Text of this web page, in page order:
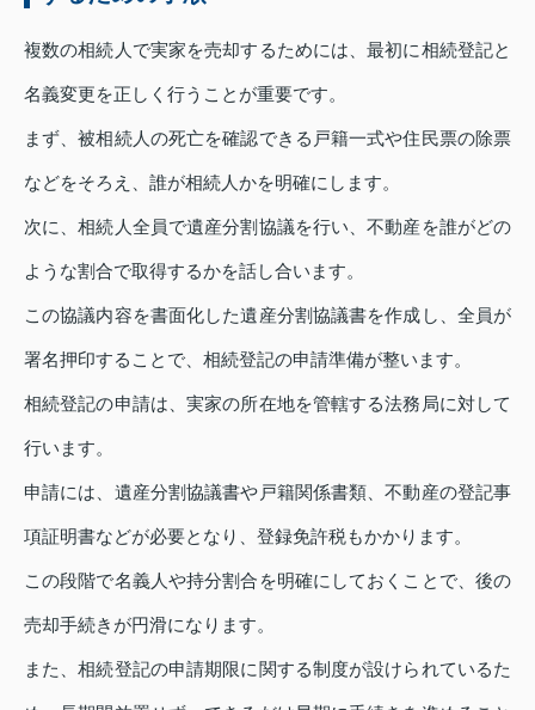
複数の相続人で実家を売却するためには、最初に相続登記と
名義変更を正しく行うことが重要です。
まず、被相続人の死亡を確認できる戸籍一式や住民票の除票
などをそろえ、誰が相続人かを明確にします。
次に、相続人全員で遺産分割協議を行い、不動産を誰がどの
ような割合で取得するかを話し合います。
この協議内容を書面化した遺産分割協議書を作成し、全員が
署名押印することで、相続登記の申請準備が整います。
相続登記の申請は、実家の所在地を管轄する法務局に対して
行います。
申請には、遺産分割協議書や戸籍関係書類、不動産の登記事
項証明書などが必要となり、登録免許税もかかります。
この段階で名義人や持分割合を明確にしておくことで、後の
売却手続きが円滑になります。
また、相続登記の申請期限に関する制度が設けられているた